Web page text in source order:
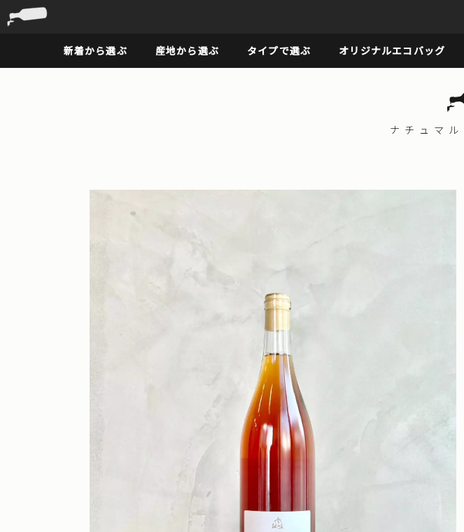
新着から選ぶ 産地から選ぶ タイプで選ぶ オリジナルエコバッグ
ナチュマル